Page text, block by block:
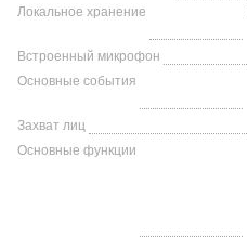
Локальное хранение
Встроенный микрофон
Основные события
Захват лиц
Основные функции